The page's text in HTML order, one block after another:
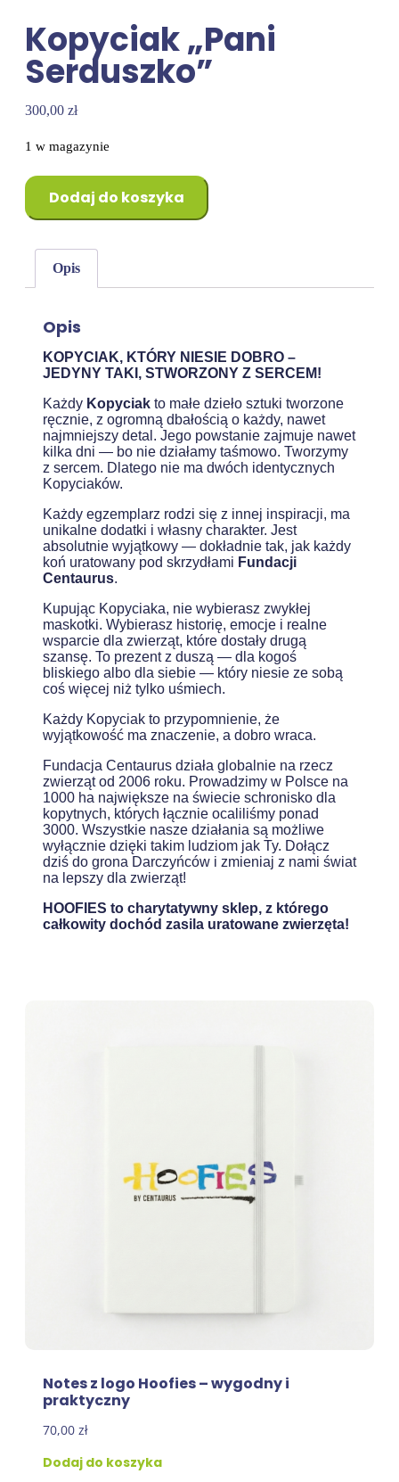
Kopyciak „Pani
Serduszko”
300,00 zł
1 w magazynie
Dodaj do koszyka
Opis
Opis
KOPYCIAK, KTÓRY NIESIE DOBRO –
JEDYNY TAKI, STWORZONY Z SERCEM!
Każdy Kopyciak to małe dzieło sztuki tworzone
ręcznie, z ogromną dbałością o każdy, nawet
najmniejszy detal. Jego powstanie zajmuje nawet
kilka dni — bo nie działamy taśmowo. Tworzymy
z sercem. Dlatego nie ma dwóch identycznych
Kopyciaków.
Każdy egzemplarz rodzi się z innej inspiracji, ma
unikalne dodatki i własny charakter. Jest
absolutnie wyjątkowy — dokładnie tak, jak każdy
koń uratowany pod skrzydłami Fundacji
Centaurus.
Kupując Kopyciaka, nie wybierasz zwykłej
maskotki. Wybierasz historię, emocje i realne
wsparcie dla zwierząt, które dostały drugą
szansę. To prezent z duszą — dla kogoś
bliskiego albo dla siebie — który niesie ze sobą
coś więcej niż tylko uśmiech.
Każdy Kopyciak to przypomnienie, że
wyjątkowość ma znaczenie, a dobro wraca.
Fundacja Centaurus działa globalnie na rzecz
zwierząt od 2006 roku. Prowadzimy w Polsce na
1000 ha największe na świecie schronisko dla
kopytnych, których łącznie ocaliliśmy ponad
3000. Wszystkie nasze działania są możliwe
wyłącznie dzięki takim ludziom jak Ty. Dołącz
dziś do grona Darczyńców i zmieniaj z nami świat
na lepszy dla zwierząt!
HOOFIES to charytatywny sklep, z którego
całkowity dochód zasila uratowane zwierzęta!
Notes z logo Hoofies – wygodny i
praktyczny
70,00 zł
Dodaj do koszyka